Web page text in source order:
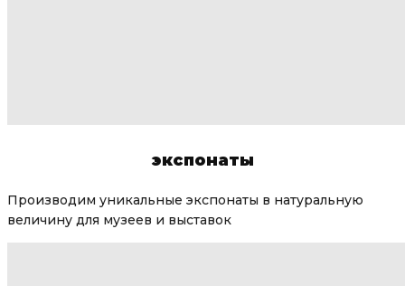
экспонаты
Производим уникальные экспонаты в натуральную
величину для музеев и выставок